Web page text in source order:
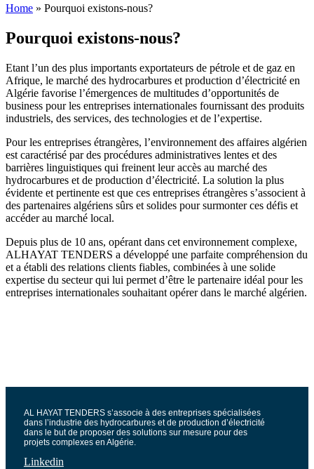
Home » Pourquoi existons-nous?
Pourquoi existons-nous?
Etant l’un des plus importants exportateurs de pétrole et de gaz en
Afrique, le marché des hydrocarbures et production d’électricité en
Algérie favorise l’émergences de multitudes d’opportunités de
business pour les entreprises internationales fournissant des produits
industriels, des services, des technologies et de l’expertise.
Pour les entreprises étrangères, l’environnement des affaires algérien
est caractérisé par des procédures administratives lentes et des
barrières linguistiques qui freinent leur accès au marché des
hydrocarbures et de production d’électricité. La solution la plus
évidente et pertinente est que ces entreprises étrangères s’associent à
des partenaires algériens sûrs et solides pour surmonter ces défis et
accéder au marché local.
Depuis plus de 10 ans, opérant dans cet environnement complexe,
ALHAYAT TENDERS a développé une parfaite compréhension du
et a établi des relations clients fiables, combinées à une solide
expertise du secteur qui lui permet d’être le partenaire idéal pour les
entreprises internationales souhaitant opérer dans le marché algérien.
AL HAYAT TENDERS s’associe à des entreprises spécialisées
dans l’industrie des hydrocarbures et de production d’électricité
dans le but de proposer des solutions sur mesure pour des
projets complexes en Algérie.
Linkedin